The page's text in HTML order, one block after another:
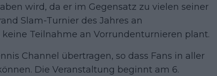
wird, da er im Gegensatz zu vielen seiner
Slam-Turnier des Jahres an
Teilnahme an Vorrundenturnieren plant.
Channel übertragen, so dass Fans in aller
Die Veranstaltung beginnt am 6.